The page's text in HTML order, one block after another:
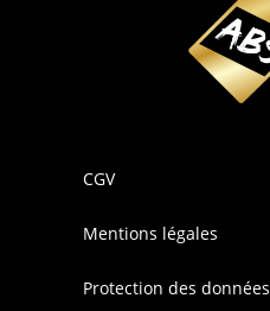
CGV
Mentions légales
Protection des données